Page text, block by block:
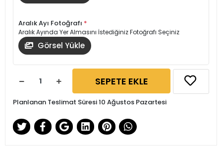
Aralık Ayı Fotoğrafı *
Aralık Ayında Yer Almasını İstediğiniz Fotoğrafı Seçiniz
Görsel Yükle
SEPETE EKLE
Planlanan Teslimat Süresi 10 Ağustos Pazartesi